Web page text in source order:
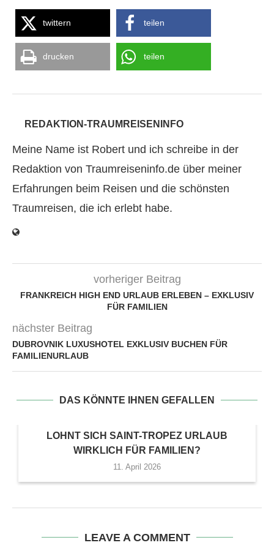
twittern teilen
drucken teilen
REDAKTION-TRAUMREISENINFO
Meine Name ist Robert und ich schreibe in der
Redaktion von Traumreiseninfo.de über meiner
Erfahrungen beim Reisen und die schönsten
Traumreisen, die ich erlebt habe.
vorheriger Beitrag
FRANKREICH HIGH END URLAUB ERLEBEN – EXKLUSIV
FÜR FAMILIEN
nächster Beitrag
DUBROVNIK LUXUSHOTEL EXKLUSIV BUCHEN FÜR
FAMILIENURLAUB
DAS KÖNNTE IHNEN GEFALLEN
LOHNT SICH SAINT-TROPEZ URLAUB
WIRKLICH FÜR FAMILIEN?
11. April 2026
LEAVE A COMMENT